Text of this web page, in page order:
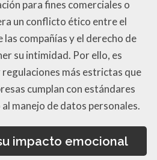
para fines comerciales o
un conflicto ético entre el
compañías y el derecho de
su intimidad. Por ello, es
más estrictas que
cumplan con estándares
manejo de datos personales.
impacto emocional